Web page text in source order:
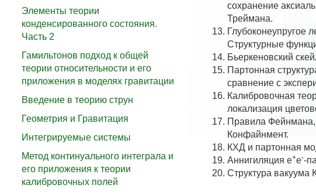
Элементы теории
конденсированного состояния.
Часть 2
Гамильтонов подход к общей
теории относительности и его
приложения в моделях гравитации
Введение в теорию струн
Геометрия и Гравитация
Интегрируемые системы
Метод континуального интеграла и
его приложения к теории
калибровочных полей
сохранение
Треймана.
Глубоконеупругое
Структурные
Бьеркеновский
Партонная
сравнение с
Калибровочная
локализация
Правила Фейнмана,
Конфайнмент.
КХД и партонная
Аннигиляция e+e--
Структура вакуума